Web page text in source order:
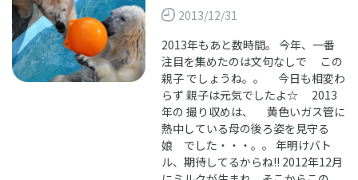
2013/12/31
2013年もあと数時間。 今年、一番
注目を集めたのは文句なしで この
親子 でしょうね。。 今日も相変わ
らず 親子は元気でしたよ☆ 2013
年の 撮り収めは、 黄色いガス管に
熱中している母の後ろ姿を見守る
娘 でした・・・。。 年明けバト
ル、期待してるからね!! 2012年12月